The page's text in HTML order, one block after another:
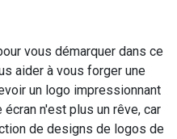
vous démarquer dans ce
aider à vous forger une
un logo impressionnant
n'est plus un rêve, car
de designs de logos de